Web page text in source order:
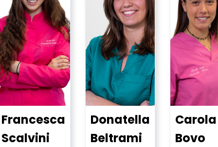
Francesca
Scalvini
Donatella
Beltrami
Carola
Bovo